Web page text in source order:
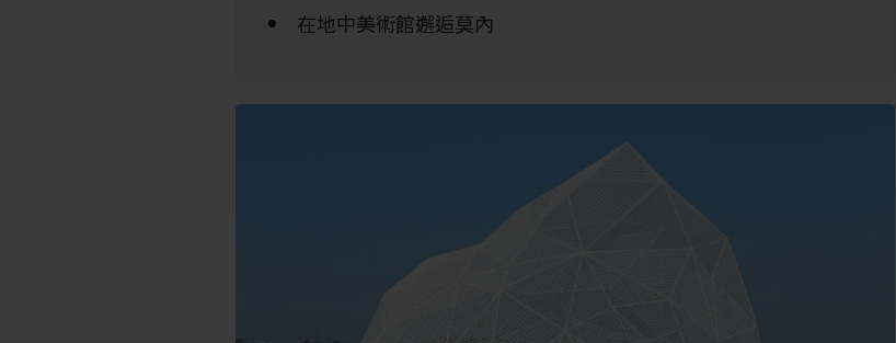
在地中美術館邂逅莫內